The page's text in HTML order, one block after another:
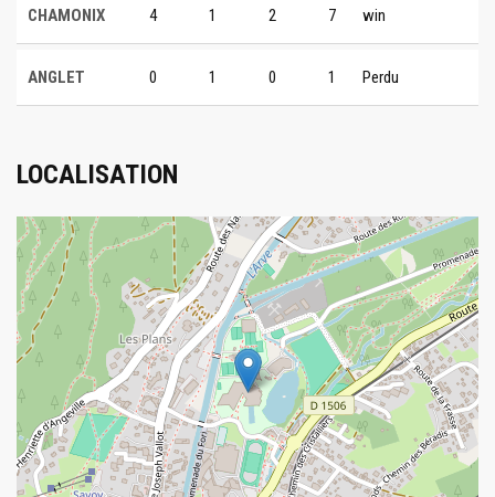
CHAMONIX 4 1 2 7 win
ANGLET 0 1 0 1 Perdu
LOCALISATION